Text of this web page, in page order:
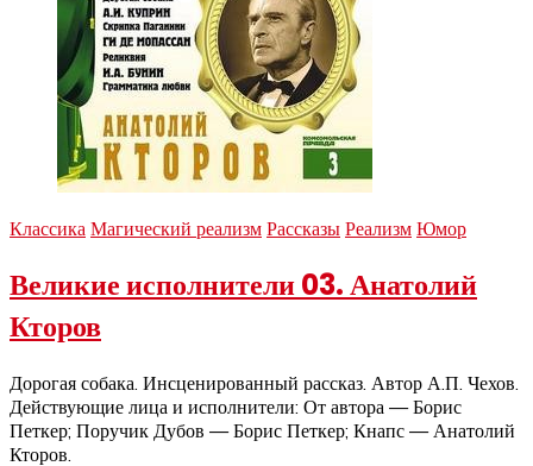
Классика Магический реализм Рассказы Реализм Юмор
Великие исполнители 03. Анатолий
Кторов
Дорогая собака. Инсценированный рассказ. Автор А.П. Чехов.
Действующие лица и исполнители: От автора — Борис
Петкер; Поручик Дубов — Борис Петкер; Кнапс — Анатолий
Кторов.